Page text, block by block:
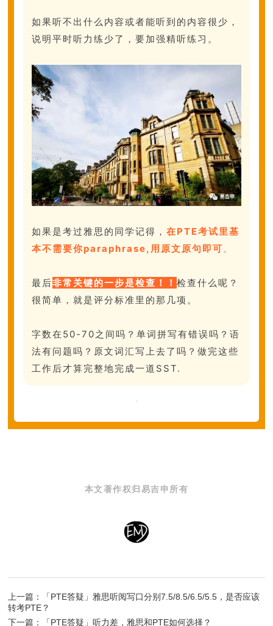
如果听不出什么内容或者能听到的内容很少，
说明平时听力练少了，要加强精听练习。
如果是考过雅思的同学记得，在PTE考试里基
本不需要你paraphrase,用原文原句即可。
最后非常关键的一步是检查！！检查什么呢？
很简单，就是评分标准里的那几项。
字数在50-70之间吗？单词拼写有错误吗？语
法有问题吗？原文词汇写上去了吗？做完这些
工作后才算完整地完成一道SST.
本文著作权归易吉申所有
上一篇：「PTE答疑​」雅思听阅写口分别7.5/8.5/6.5/5.5，是否应该
转考PTE？
下一篇：「PTE答疑​」听力差，雅思和PTE如何选择？